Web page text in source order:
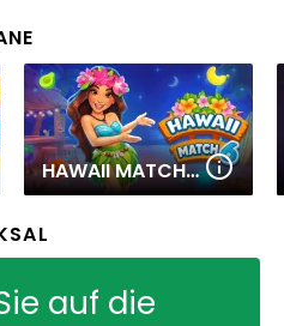
HAWAII MATCH 6
auf die